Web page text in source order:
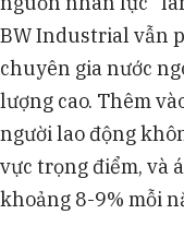
BW Industrial vẫn
chuyên gia nước
lượng cao. Thêm
người lao động
vực trọng điểm, và
khoảng 8-9% mỗi